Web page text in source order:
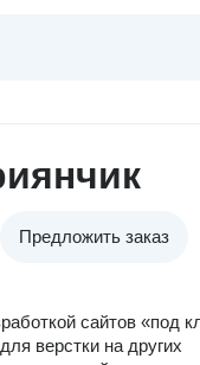
Предложить заказ
сайтов «под
верстки на других